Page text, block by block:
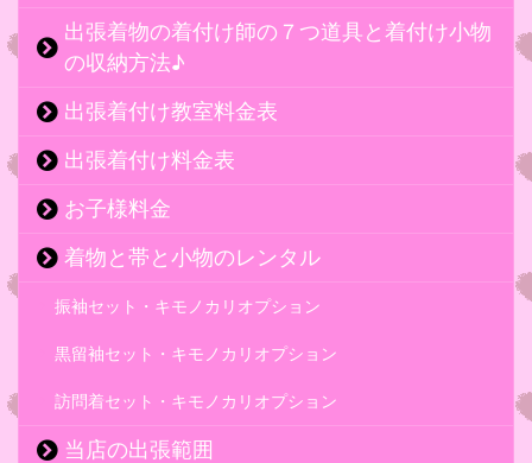
出張着物の着付け師の７つ道具と着付け小物
の収納方法♪
出張着付け教室料金表
出張着付け料金表
お子様料金
着物と帯と小物のレンタル
振袖セット・キモノカリオプション
黒留袖セット・キモノカリオプション
訪問着セット・キモノカリオプション
当店の出張範囲